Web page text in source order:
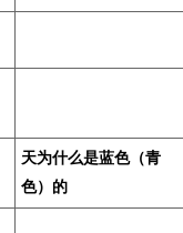
天为什么是蓝色（青
色）的